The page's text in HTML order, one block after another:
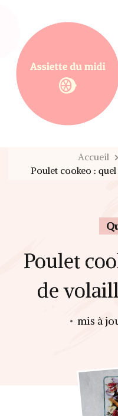
Assiette du
Accueil
Poulet cookeo :
Poulet
de
mis à